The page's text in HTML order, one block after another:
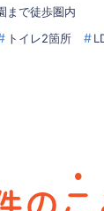
まで徒歩圏内
トイレ2箇所